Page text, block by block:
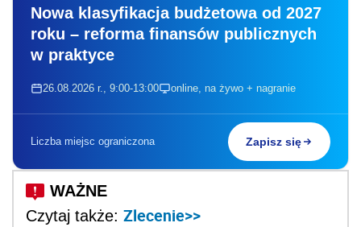
Nowa klasyfikacja budżetowa od 2027
roku – reforma finansów publicznych
w praktyce
26.08.2026 r., 9:00-13:00 online, na żywo + nagranie
Liczba miejsc ograniczona Zapisz się
Czytaj także: Zlecenie>>